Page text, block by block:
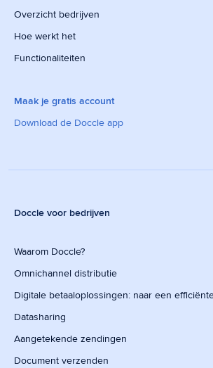
Overzicht bedrijven
Hoe werkt het
Functionaliteiten
Maak je gratis account
Download de Doccle app
Doccle voor bedrijven
Waarom Doccle?
Omnichannel distributie
Digitale betaaloplossingen: naar een
Datasharing
Aangetekende zendingen
Document verzenden